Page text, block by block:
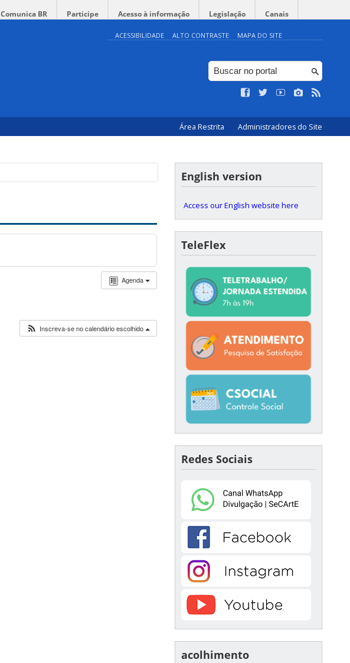
Comunica BR Participe Acesso à informação Legislação Canais
ACESSIBILIDADE ALTO CONTRASTE MAPA DO SITE
Área Restrita Administradores do Site
Agenda
Inscreva-se no calendário escolhido
English version
Access our English website here
TeleFlex
Redes Sociais
acolhimento